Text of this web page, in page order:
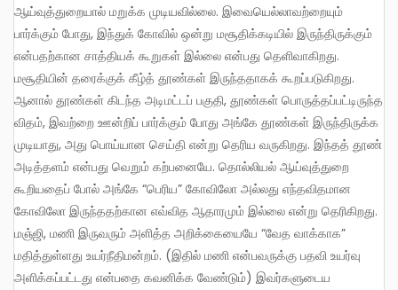
ஆய்வுத்துறையால் மறுக்க முடியவில்லை. இவையெல்லாவற்றையும்
பார்க்கும் போது, இந்துக் கோவில் ஒன்று மசூதிக்கடியில் இருந்திருக்கும்
என்பதற்கான சாத்தியக் கூறுகள் இல்லை என்பது தெளிவாகிறது.
மசூதியின் தரைக்குக் கீழ்த் தூண்கள் இருந்ததாகக் கூறப்படுகிறது.
ஆனால் தூண்கள் கிடந்த அடிமட்டப் பகுதி, தூண்கள் பொருத்தப்பட்டிருந்த
விதம், இவற்றை ஊன்றிப் பார்க்கும் போது அங்கே தூண்கள் இருந்திருக்க
முடியாது, அது பொய்யான செய்தி என்று தெரிய வருகிறது. இந்தத் தூண்
அடித்தளம் என்பது வெறும் கற்பனையே. தொல்லியல் ஆய்வுத்துறை
கூறியதைப் போல் அங்கே “பெரிய” கோவிலோ அல்லது எந்தவிதமான
கோவிலோ இருந்ததற்கான எவ்வித ஆதாரமும் இல்லை என்று தெரிகிறது.
மஞ்ஜி, மணி இருவரும் அளித்த அறிக்கையையே “வேத வாக்காக”
மதித்துள்ளது உயர்நீதிமன்றம். (இதில் மணி என்பவருக்கு பதவி உயர்வு
அளிக்கப்பட்டது என்பதை கவனிக்க வேண்டும்) இவர்களுடைய